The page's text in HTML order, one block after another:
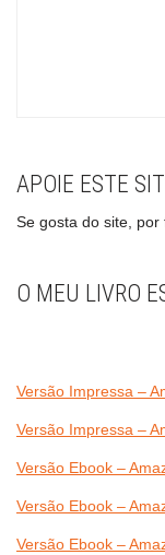
APOIE ESTE
Se gosta do site,
O MEU LIVRO
Versão Impressa –
Versão Impressa –
Versão Ebook –
Versão Ebook –
Versão Ebook –